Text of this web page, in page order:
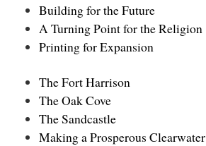
Building for the Future
A Turning Point for the Religion
Printing for Expansion
The Fort Harrison
The Oak Cove
The Sandcastle
Making a Prosperous Clearwater